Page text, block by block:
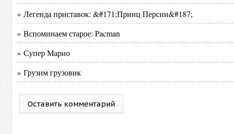
» Легенда приставок: &#171;Принц Персии&#187;
» Вспоминаем старое: Pacman
» Супер Марио
» Грузим грузовик
Оставить комментарий